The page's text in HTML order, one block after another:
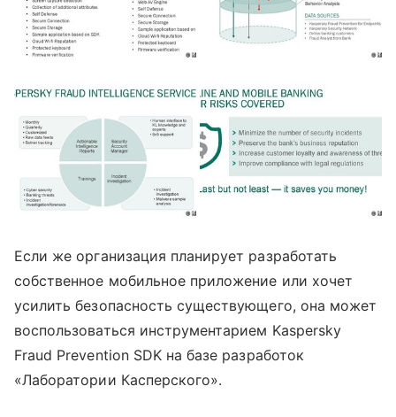
Если же организация планирует разработать
собственное мобильное приложение или хочет
усилить безопасность существующего, она может
воспользоваться инструментарием Kaspersky
Fraud Prevention SDK на базе разработок
«Лаборатории Касперского».